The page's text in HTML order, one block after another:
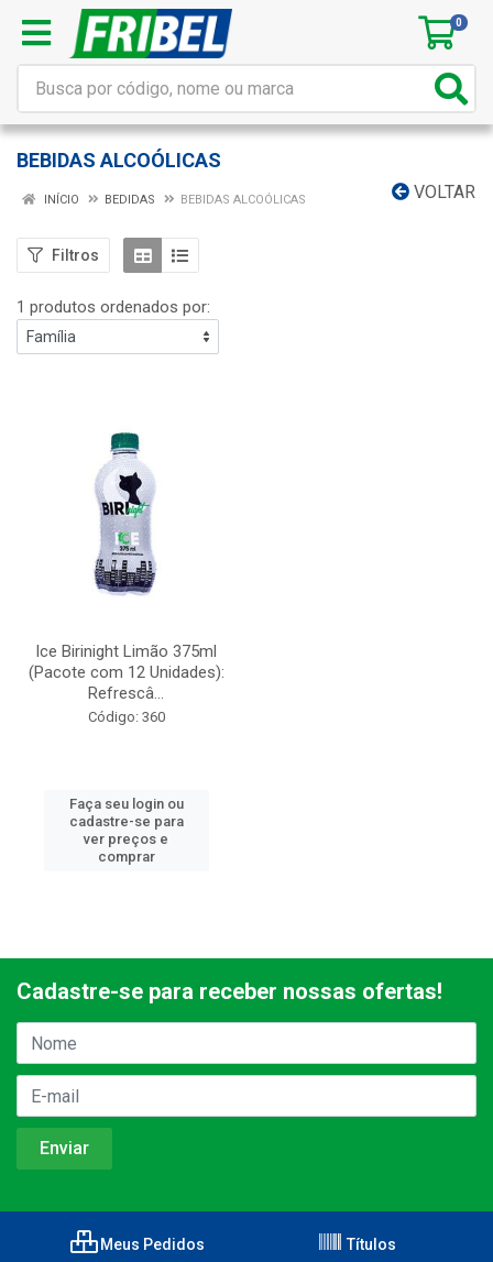
0
BEBIDAS ALCOÓLICAS
VOLTAR
INÍCIO BEDIDAS BEBIDAS ALCOÓLICAS
Filtros
1 produtos ordenados por:
Ice Birinight Limão 375ml
(Pacote com 12 Unidades):
Refrescâ...
Código: 360
Faça seu login ou
cadastre-se para
ver preços e
comprar
Cadastre-se para receber nossas ofertas!
Meus Pedidos Títulos